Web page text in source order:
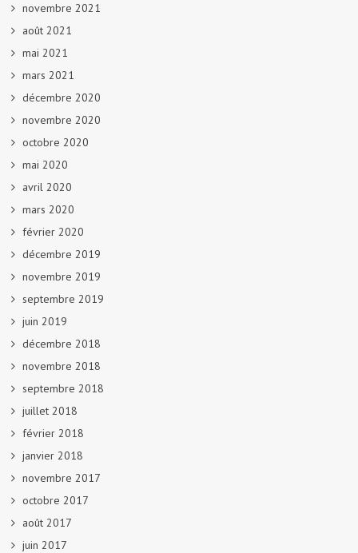
novembre 2021
août 2021
mai 2021
mars 2021
décembre 2020
novembre 2020
octobre 2020
mai 2020
avril 2020
mars 2020
février 2020
décembre 2019
novembre 2019
septembre 2019
juin 2019
décembre 2018
novembre 2018
septembre 2018
juillet 2018
février 2018
janvier 2018
novembre 2017
octobre 2017
août 2017
juin 2017